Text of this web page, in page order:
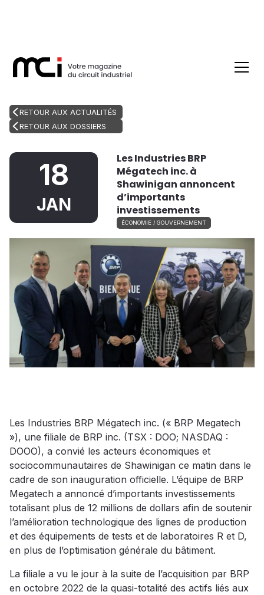
RETOUR AUX ACTUALITÉS
RETOUR AUX DOSSIERS
18
JAN
Les Industries BRP
Mégatech inc. à
Shawinigan annoncent
d’importants
investissements
ÉCONOMIE / GOUVERNEMENT
Les Industries BRP Mégatech inc. (« BRP Megatech
»), une filiale de BRP inc. (TSX : DOO; NASDAQ :
DOOO), a convié les acteurs économiques et
sociocommunautaires de Shawinigan ce matin dans le
cadre de son inauguration officielle. L’équipe de BRP
Megatech a annoncé d’importants investissements
totalisant plus de 12 millions de dollars afin de soutenir
l’amélioration technologique des lignes de production
et des équipements de tests et de laboratoires R et D,
en plus de l’optimisation générale du bâtiment.
La filiale a vu le jour à la suite de l’acquisition par BRP
en octobre 2022 de la quasi-totalité des actifs liés aux